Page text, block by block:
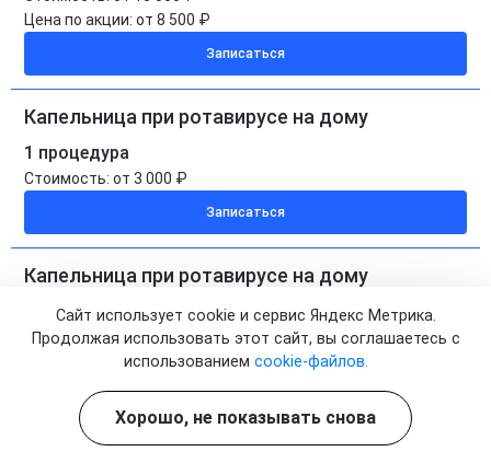
Цена по акции: от 8 500 ₽
Записаться
Капельница при ротавирусе на дому
1 процедура
Стоимость: от 3 000 ₽
Записаться
Капельница при ротавирусе на дому
5 процедур
Стоимость:от 15 000 ₽
Цена по акции:от 12 750 ₽
Записаться
Сайт использует cookie и сервис Яндекс Метрика.
Продолжая использовать этот сайт, вы соглашаетесь с
использованием cookie-файлов.
Хорошо, не показывать снова